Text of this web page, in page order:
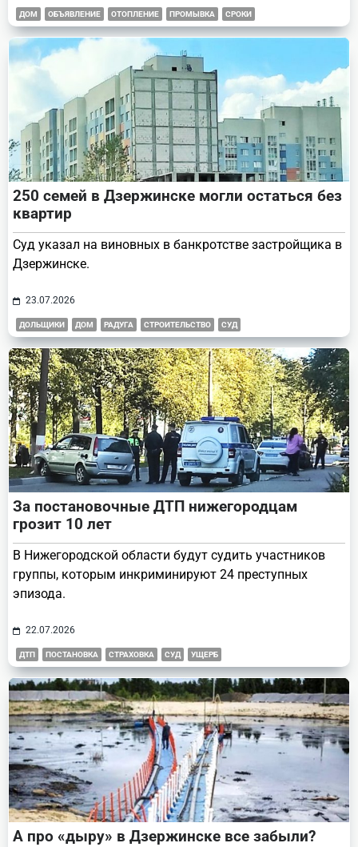
ДОМ ОБЪЯВЛЕНИЕ ОТОПЛЕНИЕ ПРОМЫВКА СРОКИ
250 семей в Дзержинске могли остаться без
квартир
Суд указал на виновных в банкротстве застройщика в
Дзержинске.
23.07.2026
ДОЛЬЩИКИ ДОМ РАДУГА СТРОИТЕЛЬСТВО СУД
За постановочные ДТП нижегородцам
грозит 10 лет
В Нижегородской области будут судить участников
группы, которым инкриминируют 24 преступных
эпизода.
22.07.2026
ДТП ПОСТАНОВКА СТРАХОВКА СУД УЩЕРБ
А про «дыру» в Дзержинске все забыли?